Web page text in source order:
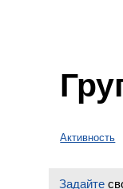
Активность
Задайте